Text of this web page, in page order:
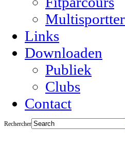
Links
Downloaden
Publiek
Clubs
Contact
Rechercher